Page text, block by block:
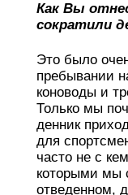
Как Вы
сократили
Это было
пребывании
коноводы и
Только мы
денник
для
часто не с
которыми мы
отведенном,